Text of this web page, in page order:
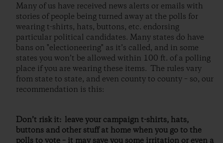
Many of us have received news alerts or emails with
stories of people being turned away at the polls for
wearing t-shirts, hats, buttons, etc. endorsing
particular political candidates. Many states do have
bans on "electioneering" as it’s called, and in some
states you won’t be allowed within 100 ft. of a polling
place if you are wearing these items. The rules vary
from state to state, and even county to county – so, our
recommendation is this:
Don’t risk it: leave your campaign t-shirts, hats,
buttons and other stuff at home when you go to the
polls to vote – it may save you some irritation or even a